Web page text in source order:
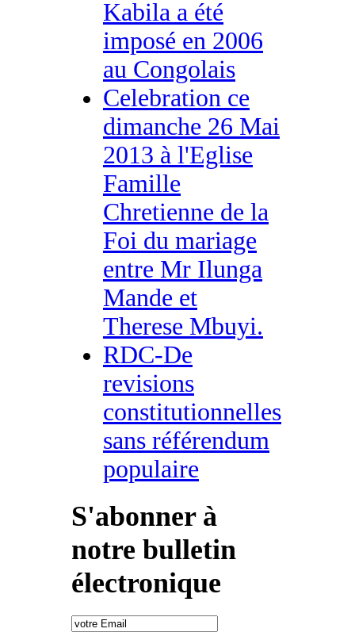
Kabila a été
imposé en 2006
au Congolais
Celebration ce
dimanche 26 Mai
2013 à l'Eglise
Famille
Chretienne de la
Foi du mariage
entre Mr Ilunga
Mande et
Therese Mbuyi.
RDC-De
revisions
constitutionnelles
sans référendum
populaire
S'abonner à
notre bulletin
électronique